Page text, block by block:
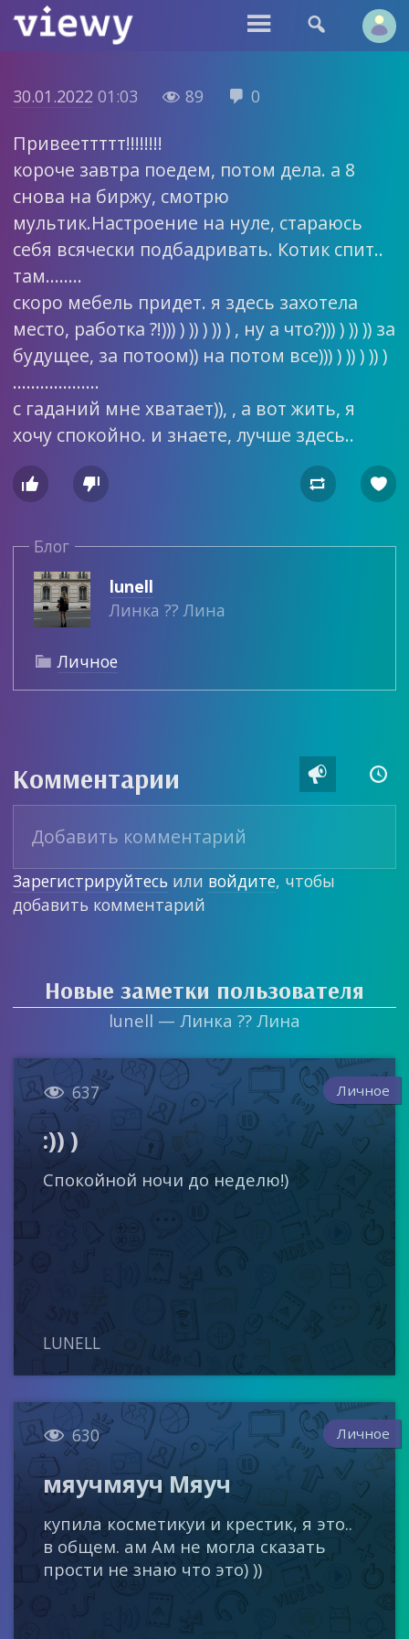
 
30.01.2022 01:03  89  0
Привееттттт!!!!!!!!
короче завтра поедем, потом дела. а 8
снова на биржу, смотрю
мультик.Настроение на нуле, стараюсь
себя всячески подбадривать. Котик спит..
там……..
скоро мебель придет. я здесь захотела
место, работка ?!))) ) )) ) )) ) , ну а что?))) ) )) )) за
будущее, за потоом)) на потом все))) ) )) ) )) )
……..………..
с гаданий мне хватает)), , а вот жить, я
хочу спокойно. и знаете, лучше здесь..
   
Блог
lunell
Линка ?? Лина
 Личное
Комментарии  
Зарегистрируйтесь или войдите, чтобы
добавить комментарий
Новые заметки пользователя
lunell — Линка ?? Лина
 637 Личное
:)) )
Спокойной ночи до неделю!)
LUNELL
 630 Личное
мяучмяуч Мяуч
купила косметикуи и крестик, я это..
в общем. ам Ам не могла сказать
прости не знаю что это) ))